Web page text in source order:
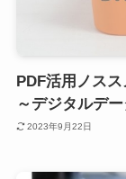
PDF活用ノスス
～デジタルデ
2023年9月22日